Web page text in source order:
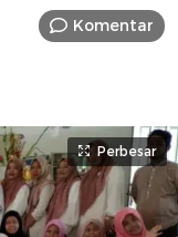
Komentar
Perbesar